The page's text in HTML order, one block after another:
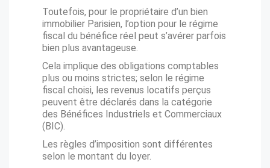
Toutefois, pour le propriétaire d’un bien
immobilier Parisien, l’option pour le régime
fiscal du bénéfice réel peut s’avérer parfois
bien plus avantageuse.
Cela implique des obligations comptables
plus ou moins strictes; selon le régime
fiscal choisi, les revenus locatifs perçus
peuvent être déclarés dans la catégorie
des Bénéfices Industriels et Commerciaux
(BIC).
Les règles d’imposition sont différentes
selon le montant du loyer.